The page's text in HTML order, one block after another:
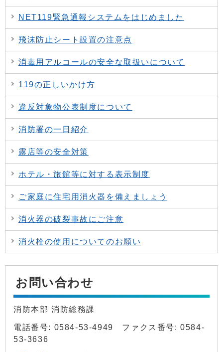
NET119緊急通報システムをはじめました
飛沫防止シート設置の注意点
消毒用アルコールの安全な取扱いについて
119の正しいかけ方
違反対象物公表制度について
消防署の一日紹介
露店等の安全対策
ホテル・旅館等に対する表示制度
ご家庭に住宅用消火器を備えましょう
消火器の破裂事故にご注意
消火栓の使用についてのお願い
お問い合わせ
消防本部 消防総務課
電話番号: 0584-53-4949 ファクス番号: 0584-
53-3636